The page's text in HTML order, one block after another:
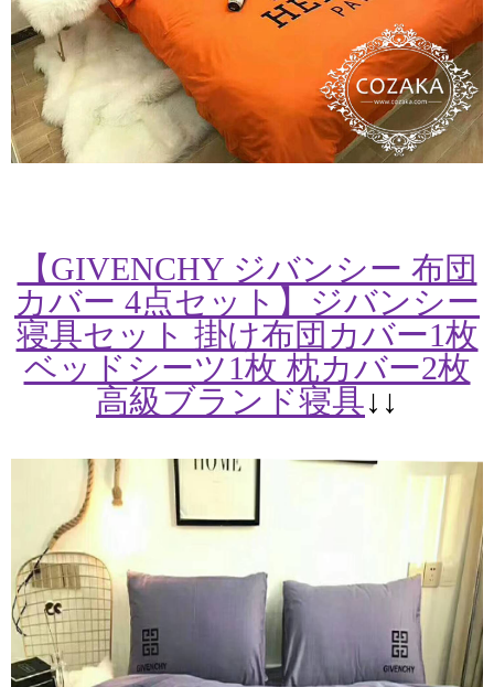
【GIVENCHY ジバンシー 布団
カバー 4点セット】ジバンシー
寝具セット 掛け布団カバー1枚
ベッドシーツ1枚 枕カバー2枚
高級ブランド寝具↓↓